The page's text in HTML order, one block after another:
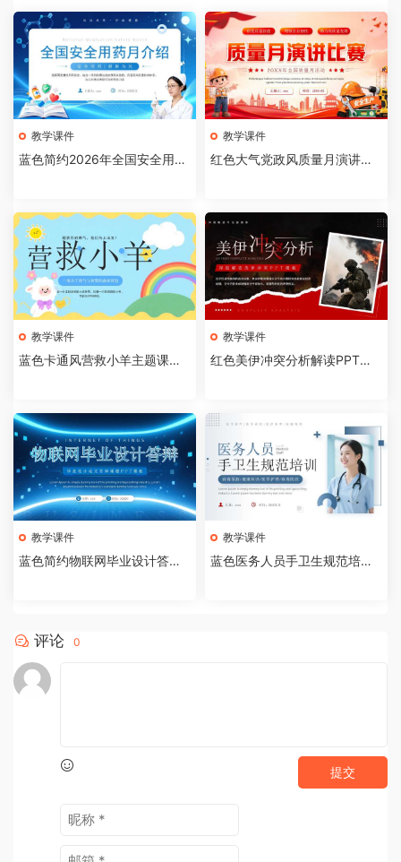
教学课件
蓝色简约2026年全国安全用药
教学课件
红色大气党政风质量月演讲比
教学课件
蓝色卡通风营救小羊主题课件P
教学课件
红色美伊冲突分析解读PPT模
教学课件
蓝色简约物联网毕业设计答辩P
教学课件
蓝色医务人员手卫生规范培训
评论 0
提交